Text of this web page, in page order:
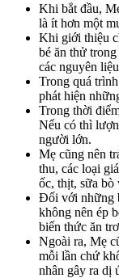
Khi bắt đầu,
là ít hơn một
Khi giới thiệu
bé ăn thử
các nguyên
Trong quá
phát hiện
Trong thời
Nếu có thì
người lớn.
Mẹ cũng nên
thu, các loại
ốc, thịt, sữa bò
Đối với những
không nên ép
biến thức ăn
Ngoài ra, Mẹ
mỗi lần chứ
nhân gây ra dị